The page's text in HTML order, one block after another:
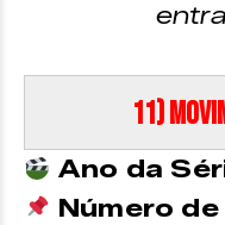
11)
Ano da
Número